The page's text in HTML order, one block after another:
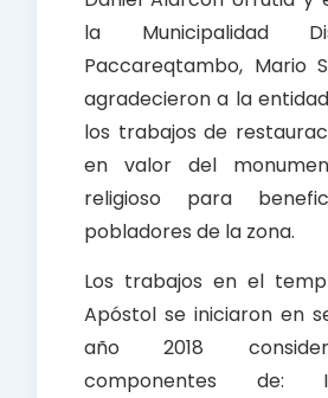
la Municipalidad
Paccareqtambo, Mario
agradecieron a la
los trabajos de
en valor del
religioso para
pobladores de la zona.
Los trabajos en el
Apóstol se iniciaron en
año 2018
componentes de: